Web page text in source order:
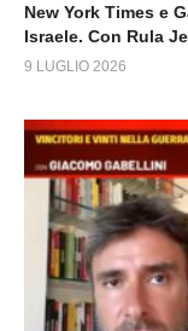
New York Times e
Israele. Con Rula
9 LUGLIO 2026